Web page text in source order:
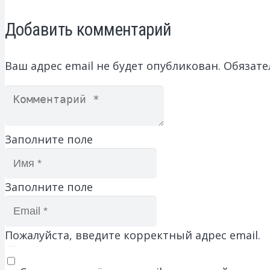
Добавить комментарий
Ваш адрес email не будет опубликован.
Заполните поле
Заполните поле
Пожалуйста, введите корректный адрес email.